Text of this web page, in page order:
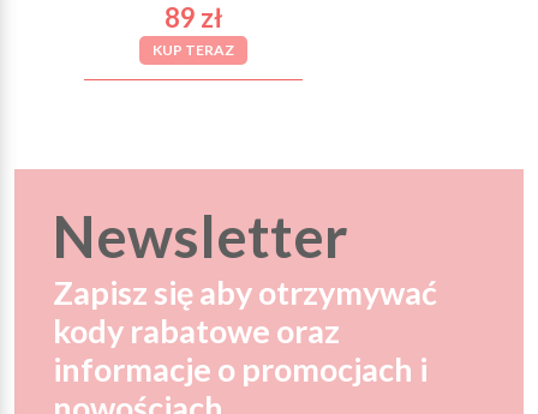
89 zł
KUP TERAZ
Newsletter
Zapisz się aby otrzymywać
kody rabatowe oraz
informacje o promocjach i